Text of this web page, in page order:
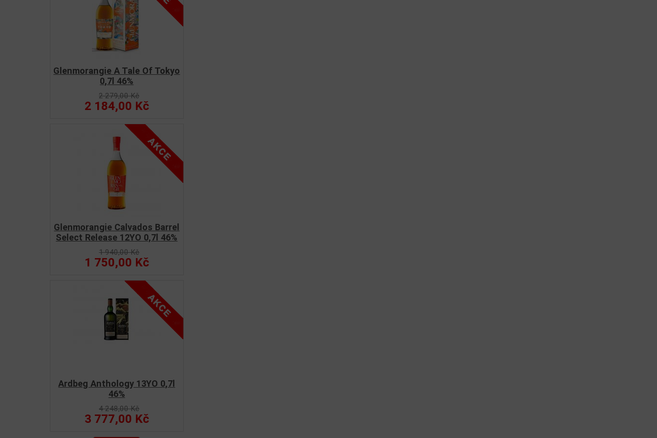
Glenmorangie A Tale Of Tokyo
0,7l 46%
2 279,00 Kč
2 184,00 Kč
Glenmorangie Calvados Barrel
Select Release 12YO 0,7l 46%
1 940,00 Kč
1 750,00 Kč
Ardbeg Anthology 13YO 0,7l
46%
4 248,00 Kč
3 777,00 Kč